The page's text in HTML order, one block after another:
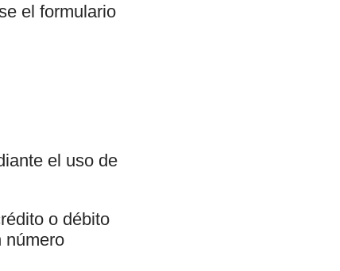
el formulario
el uso de
o débito
número